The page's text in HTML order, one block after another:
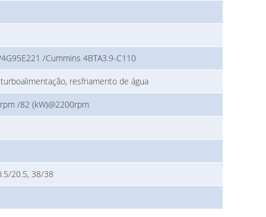
/Cummins 4BTA3.9-C110
resfriamento de água
/82 (kW)@2200rpm
20.5, 38/38